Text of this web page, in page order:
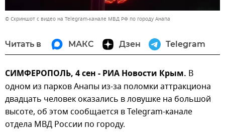
© Скриншот с видео на Telegram-канале МВД РФ по городу Анапа
Читать в МАКС Дзен Telegram
СИМФЕРОПОЛЬ, 4 сен - РИА Новости Крым. В
одном из парков Анапы из-за поломки аттракциона
двадцать человек оказались в ловушке на большой
высоте, об этом сообщается в Telegram-канале
отдела МВД России по городу.